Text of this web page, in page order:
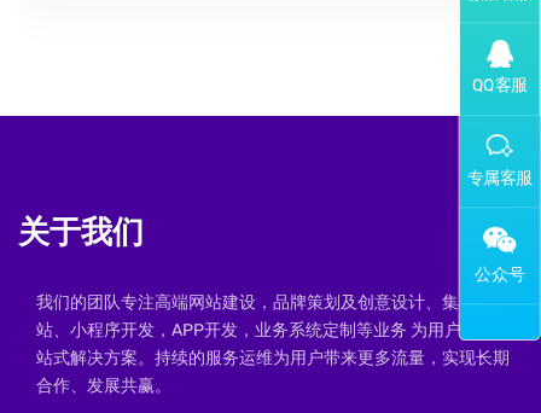
关于我们
我们的团队专注高端网站建设，品牌策划及创意设计、集群建
站、小程序开发，APP开发，业务系统定制等业务 为用户提供一
站式解决方案。持续的服务运维为用户带来更多流量，实现长期
合作、发展共赢。